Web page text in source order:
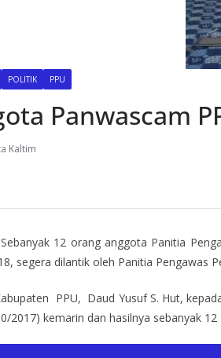
POLITIK PPU
Panwascam
Kaltim
12 orang anggota Panitia
segera dilantik oleh Panitia Pengawas
PPU, Daud Yusuf S. Hut,
2017) kemarin dan hasilnya sebanyak